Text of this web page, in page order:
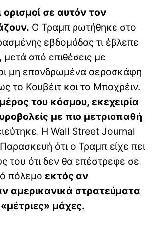
ορισμοί σε αυτόν τον
Ο Τραμπ ρωτήθηκε στο
εβδομάδας τι έβλεπε
μετά από επιθέσεις με
μη επανδρωμένα αεροσκάφη
το Κουβέιτ και το Μπαχρέιν.
του κόσμου, εκεχειρία
με πιο μετριοπαθή
Η Wall Street Journal
ότι ο Τραμπ είχε πει
του ότι δεν θα επέστρεφε σε
πόλεμο εκτός αν
αμερικανικά στρατεύματα
μάχες.